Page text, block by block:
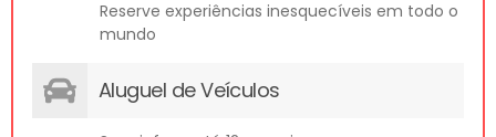
Reserve experiências inesquecíveis em todo o
mundo
Aluguel de Veículos